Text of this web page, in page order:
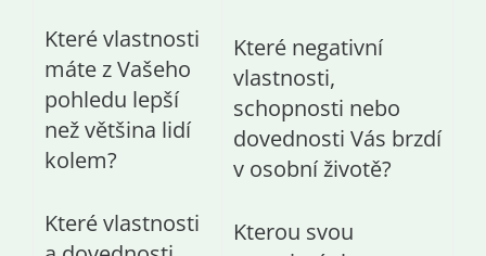
Které vlastnosti
máte z Vašeho
pohledu lepší
než většina lidí
kolem?
Které vlastnosti
Které negativní
vlastnosti,
schopnosti nebo
dovednosti Vás brzdí
v osobní životě?
Kterou svou